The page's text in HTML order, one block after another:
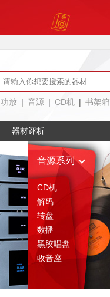
功放 | 音源 | CD机 | 书架箱
器材评析
音源系列
CD机
解码
转盘
数播
黑胶唱盘
收音座